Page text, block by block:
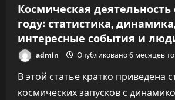
Космическая деятельность
году: статистика,
интересные события и
admin Опубликовано 6 месяцев
В этой статье кратко приведена
космических запусков с